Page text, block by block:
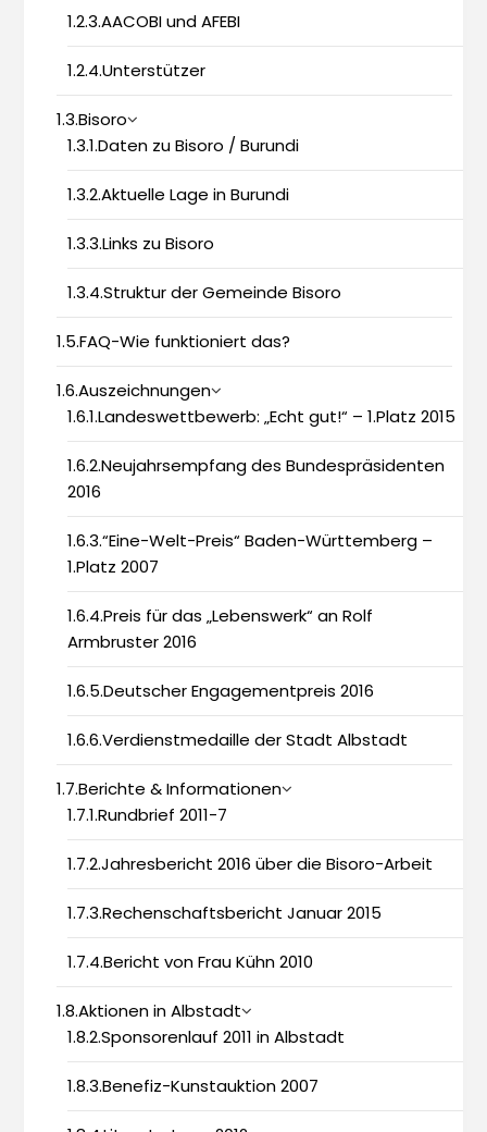
1.2.3.AACOBI und AFEBI
1.2.4.Unterstützer
1.3.Bisoro
1.3.1.Daten zu Bisoro / Burundi
1.3.2.Aktuelle Lage in Burundi
1.3.3.Links zu Bisoro
1.3.4.Struktur der Gemeinde Bisoro
1.5.FAQ-Wie funktioniert das?
1.6.Auszeichnungen
1.6.1.Landeswettbewerb: „Echt gut!“ – 1.Platz 2015
1.6.2.Neujahrsempfang des Bundespräsidenten
2016
1.6.3.“Eine-Welt-Preis“ Baden-Württemberg –
1.Platz 2007
1.6.4.Preis für das „Lebenswerk“ an Rolf
Armbruster 2016
1.6.5.Deutscher Engagementpreis 2016
1.6.6.Verdienstmedaille der Stadt Albstadt
1.7.Berichte & Informationen
1.7.1.Rundbrief 2011-7
1.7.2.Jahresbericht 2016 über die Bisoro-Arbeit
1.7.3.Rechenschaftsbericht Januar 2015
1.7.4.Bericht von Frau Kühn 2010
1.8.Aktionen in Albstadt
1.8.2.Sponsorenlauf 2011 in Albstadt
1.8.3.Benefiz-Kunstauktion 2007